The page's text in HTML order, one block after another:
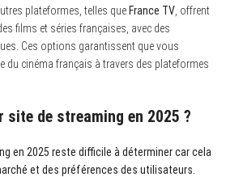
plateformes, telles que France TV, offrent
films et séries françaises, avec des
Ces options garantissent que vous
du cinéma français à travers des plateformes
site de streaming en 2025 ?
en 2025 reste difficile à déterminer car cela
et des préférences des utilisateurs.